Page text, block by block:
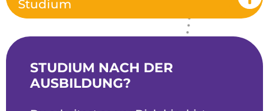
Studium
STUDIUM NACH DER
AUSBILDUNG?